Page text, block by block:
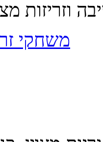
משחקי